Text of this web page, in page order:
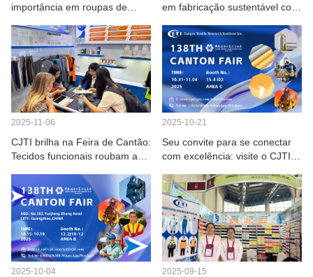
importância em roupas de
em fabricação sustentável com
ecologicamente correta.
2025-11-06
CJTI brilha na Feira de Cantão:
Tecidos funcionais roubam a
tecnologia.
2025-10-21
Seu convite para se conectar
com excelência: visite o CJTI
2025-10-04 2025-09-15